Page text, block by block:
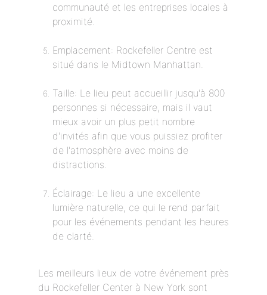
communauté et les entreprises locales à
proximité.
Emplacement: Rockefeller Centre est
situé dans le Midtown Manhattan.
Taille: Le lieu peut accueillir jusqu'à 800
personnes si nécessaire, mais il vaut
mieux avoir un plus petit nombre
d'invités afin que vous puissiez profiter
de l'atmosphère avec moins de
distractions.
Éclairage: Le lieu a une excellente
lumière naturelle, ce qui le rend parfait
pour les événements pendant les heures
de clarté.
Les meilleurs lieux de votre événement près
du Rockefeller Center à New York sont